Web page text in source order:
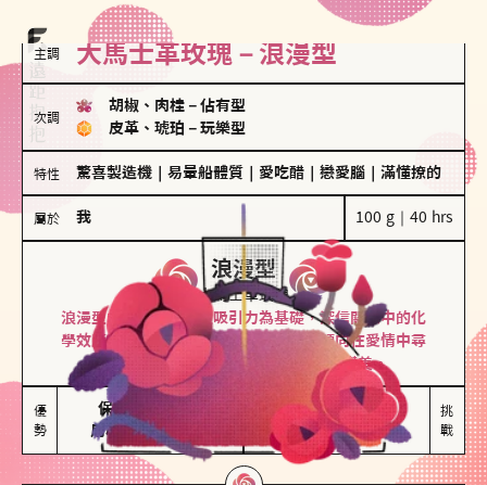
主調 大馬士革玫瑰－浪漫型
次調
胡椒、肉桂 － 佔有型
皮革、琥珀 － 玩樂型
特性 驚喜製造機 易暈船體質 愛吃醋 戀愛腦 滿懂撩的
屬於 我 100 g｜40 hrs
浪漫型
大馬士革玫瑰
浪漫型的人以激情與性吸引力為基礎，深信關係中的化
學效應，認為每次相遇都是命中註定。傾向在愛情中尋
找火花，經常表達對另一半的愛意和讚美。
優
勢
保持戀愛新鮮感
用心策劃浪漫驚喜
情緒起伏較大
感情中較需要關注
挑
戰